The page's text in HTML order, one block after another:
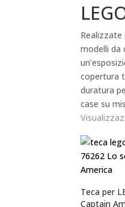
Realizzate
modelli da
copertura
duratura
case su
Teca per
Captain